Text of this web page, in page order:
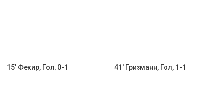
15' Фекир, Гол, 0-1 41' Гризманн, Гол, 1-1